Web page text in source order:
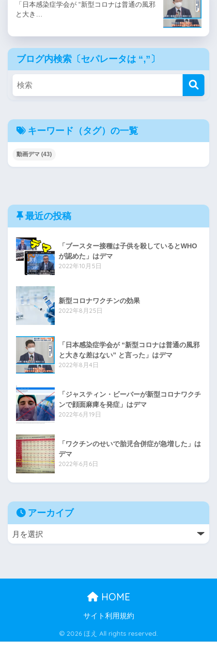
「日本感染症学会が “新型コロナは普通の風邪
と大き…
ブログ内検索〔セパレータは “,”〕
キーワード（タグ）の一覧
動画デマ (43)
最近の投稿
「ブースター接種は子供を殺しているとWHO
が認めた」はデマ
2022年10月5日
新型コロナワクチンの効果
2022年8月25日
「日本感染症学会が “新型コロナは普通の風邪
と大きな差はない” と言った」はデマ
2022年8月4日
「ジャスティン・ビーバーが新型コロナワクチ
ンで顔面麻痺を発症」はデマ
2022年6月19日
「ワクチンのせいで胎児合併症が急増した」は
デマ
2022年6月6日
アーカイブ
HOME
サイト利用規約
© 2026 ほえ All rights reserved.